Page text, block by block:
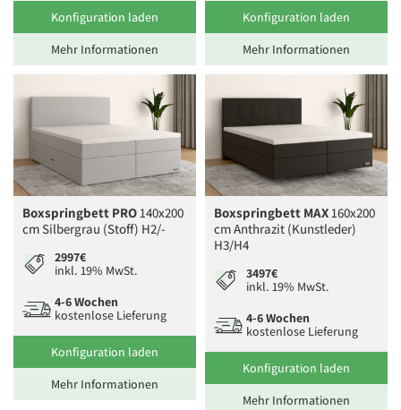
Konfiguration laden
Mehr Informationen
Konfiguration laden
Mehr Informationen
Boxspringbett PRO140x200
cm Silbergrau (Stoff) H2/-
2997€
inkl. 19% MwSt.
4-6 Wochen
kostenlose Lieferung
Konfiguration laden
Mehr Informationen
Boxspringbett MAX160x200
cm Anthrazit (Kunstleder)
H3/H4
3497€
inkl. 19% MwSt.
4-6 Wochen
kostenlose Lieferung
Konfiguration laden
Mehr Informationen